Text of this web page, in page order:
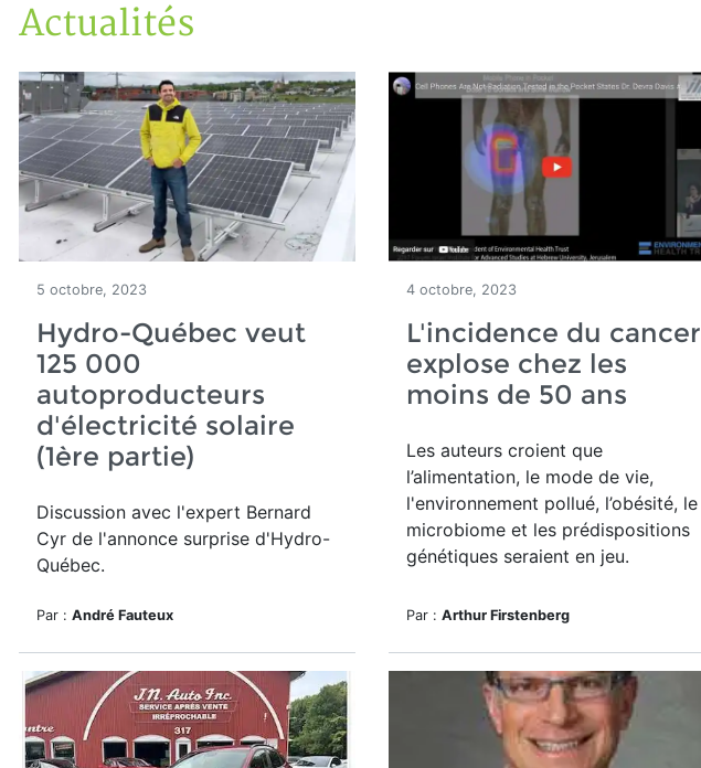
Accueil
Articles
Actualités
Actualités
5 octobre, 2023
Hydro-Québec veut
125 000
autoproducteurs
d'électricité solaire
(1ère partie)
Discussion avec l'expert Bernard
Cyr de l'annonce surprise d'Hydro-
Québec.
Par : André Fauteux
4 octobre, 2023
L'incidence du cancer
explose chez les
moins de 50 ans
Les auteurs croient que
l’alimentation, le mode de vie,
l'environnement pollué, l’obésité, le
microbiome et les prédispositions
génétiques seraient en jeu.
Par : Arthur Firstenberg